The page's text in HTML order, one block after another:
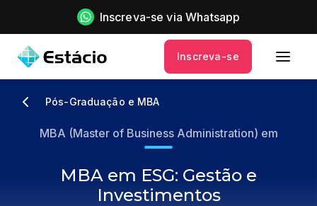
Inscreva-se via Whatsapp
Inscreva-se
Pós-Graduação e MBA
MBA (Master of Business Administration) em
MBA em ESG: Gestão e
Investimentos